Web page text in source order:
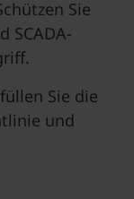
Sie
SCADA-
Sie die
und